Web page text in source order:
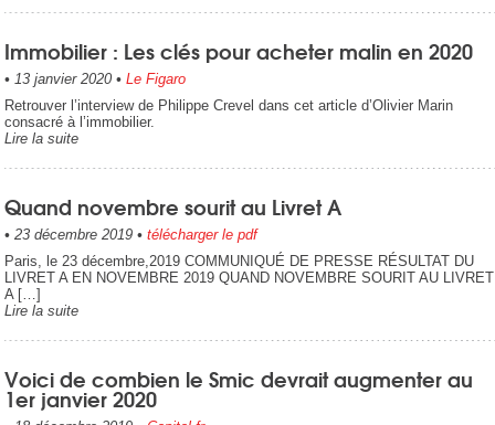
Immobilier : Les clés pour acheter malin en 2020
• 13 janvier 2020• Le Figaro
Retrouver l’interview de Philippe Crevel dans cet article d’Olivier Marin
consacré à l’immobilier.
Lire la suite
Quand novembre sourit au Livret A
• 23 décembre 2019• télécharger le pdf
Paris, le 23 décembre,2019 COMMUNIQUÉ DE PRESSE RÉSULTAT DU
LIVRET A EN NOVEMBRE 2019 QUAND NOVEMBRE SOURIT AU LIVRET
A […]
Lire la suite
Voici de combien le Smic devrait augmenter au
1er janvier 2020